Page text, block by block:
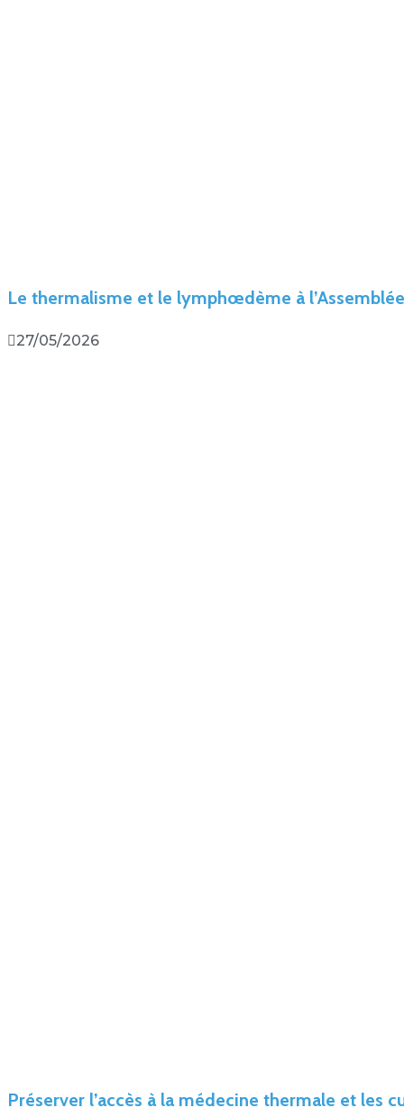
Le thermalisme et le lymphœdème à
27/05/2026
Préserver l’accès à la médecine thermale et